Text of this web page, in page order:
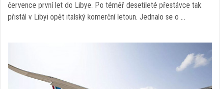
července první let do Libye. Po téměř desetileté přestávce tak
přistál v Libyi opět italský komerční letoun. Jednalo se o …